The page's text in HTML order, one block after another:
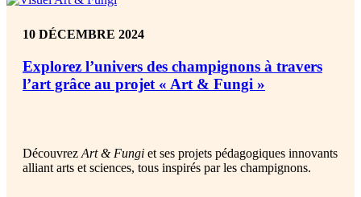
10 DÉCEMBRE 2024
Explorez l’univers des champignons à travers
l’art grâce au projet « Art & Fungi »
Découvrez Art & Fungi et ses projets pédagogiques innovants
alliant arts et sciences, tous inspirés par les champignons.